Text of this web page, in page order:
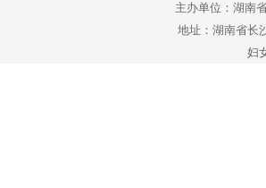
主办单位：湖南
地址：湖南省长
妇